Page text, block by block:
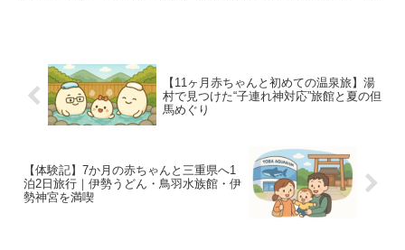
【11ヶ月赤ちゃんと初めての温泉旅】湯
村で見つけた“子連れ神対応”旅館と夏の但
馬めぐり
【体験記】7か月の赤ちゃんと三重県へ1
泊2日旅行｜伊勢うどん・鳥羽水族館・伊
勢神宮を満喫